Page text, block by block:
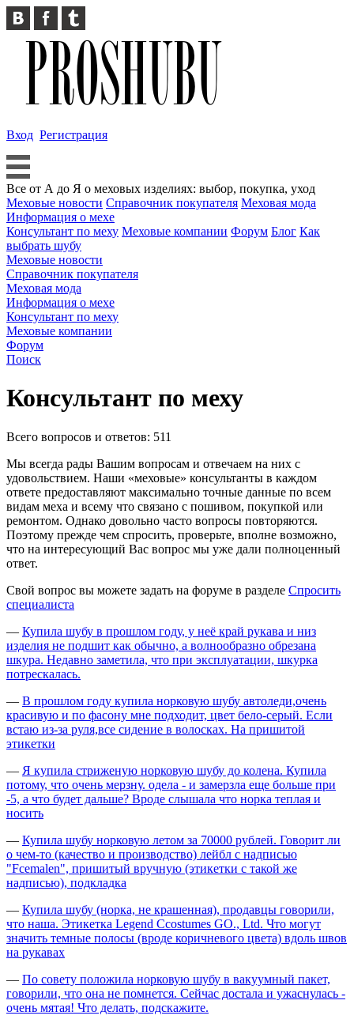
Вход Регистрация
Все от А до Я о меховых изделиях: выбор, покупка, уход
Меховые новости Справочник покупателя Меховая мода
Информация о мехе
Консультант по меху Меховые компании Форум Блог Как
выбрать шубу
Меховые новости
Справочник покупателя
Меховая мода
Информация о мехе
Консультант по меху
Меховые компании
Форум
Поиск
Консультант по меху
Всего вопросов и ответов: 511
Мы всегда рады Вашим вопросам и отвечаем на них с
удовольствием. Наши «меховые» консультанты в каждом
ответе предоставляют максимально точные данные по всем
видам меха и всему что связано с пошивом, покупкой или
ремонтом. Однако довольно часто вопросы повторяются.
Поэтому прежде чем спросить, проверьте, вполне возможно,
что на интересующий Вас вопрос мы уже дали полноценный
ответ.
Свой вопрос вы можете задать на форуме в разделе Спросить
специалиста
— Купила шубу в прошлом году, у неё край рукава и низ
изделия не подшит как обычно, а волнообразно обрезана
шкура. Недавно заметила, что при эксплуатации, шкурка
потрескалась.
— В прошлом году купила норковую шубу автоледи,очень
красивую и по фасону мне подходит, цвет бело-серый. Если
встаю из-за руля,все сидение в волосках. На пришитой
этикетки
— Я купила стриженую норковую шубу до колена. Купила
потому, что очень мерзну. одела - и замерзла еще больше при
-5, а что будет дальше? Вроде слышала что норка теплая и
носить
— Купила шубу норковую летом за 70000 рублей. Говорит ли
о чем-то (качество и производство) лейбл с надписью
"Fcemalen", пришитый вручную (этикетки с такой же
надписью), подкладка
— Купила шубу (норка, не крашенная), продавцы говорили,
что наша. Этикетка Legend Ccostumes GO., Ltd. Что могут
значить темные полосы (вроде коричневого цвета) вдоль швов
на рукавах
— По совету положила норковую шубу в вакуумный пакет,
говорили, что она не помнется. Сейчас достала и ужаснулась -
очень мятая! Что делать, подскажите.